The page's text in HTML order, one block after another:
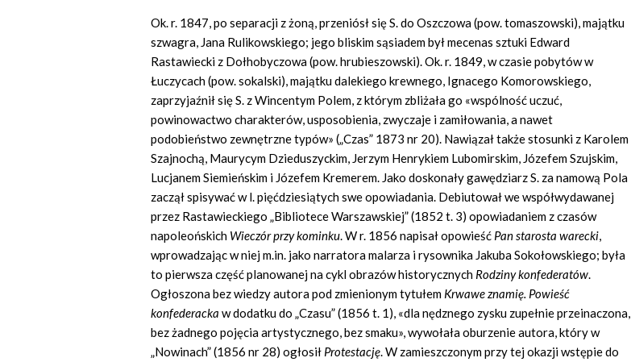
Ok. r. 1847, po separacji z żoną, przeniósł się S. do Oszczowa (pow. tomaszowski), majątku
szwagra, Jana Rulikowskiego; jego bliskim sąsiadem był mecenas sztuki Edward
Rastawiecki z Dołhobyczowa (pow. hrubieszowski). Ok. r. 1849, w czasie pobytów w
Łuczycach (pow. sokalski), majątku dalekiego krewnego, Ignacego Komorowskiego,
zaprzyjaźnił się S. z Wincentym Polem, z którym zbliżała go «wspólność uczuć,
powinowactwo charakterów, usposobienia, zwyczaje i zamiłowania, a nawet
podobieństwo zewnętrzne typów» („Czas” 1873 nr 20). Nawiązał także stosunki z Karolem
Szajnochą, Maurycym Dzieduszyckim, Jerzym Henrykiem Lubomirskim, Józefem Szujskim,
Lucjanem Siemieńskim i Józefem Kremerem. Jako doskonały gawędziarz S. za namową Pola
zaczął spisywać w l. pięćdziesiątych swe opowiadania. Debiutował we współwydawanej
przez Rastawieckiego „Bibliotece Warszawskiej” (1852 t. 3) opowiadaniem z czasów
napoleońskich Wieczór przy kominku. W r. 1856 napisał opowieść Pan starosta warecki,
wprowadzając w niej m.in. jako narratora malarza i rysownika Jakuba Sokołowskiego; była
to pierwsza część planowanej na cykl obrazów historycznych Rodziny konfederatów.
Ogłoszona bez wiedzy autora pod zmienionym tytułem Krwawe znamię. Powieść
konfederacka w dodatku do „Czasu” (1856 t. 1), «dla nędznego zysku zupełnie przeinaczona,
bez żadnego pojęcia artystycznego, bez smaku», wywołała oburzenie autora, który w
„Nowinach” (1856 nr 28) ogłosił Protestację. W zamieszczonym przy tej okazji wstępie do